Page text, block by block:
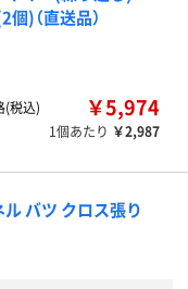
)（直送品）
(税込) ￥5,974
1個あたり ￥2,987
バツ クロス張り